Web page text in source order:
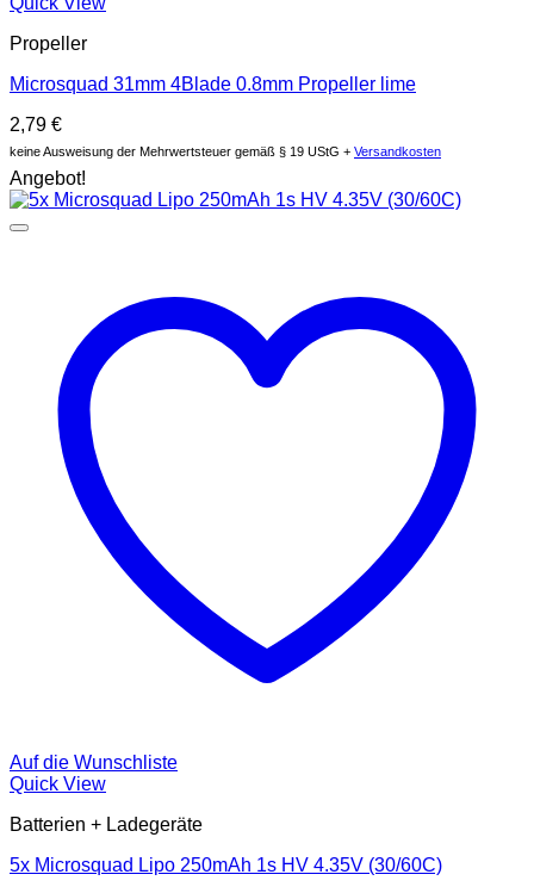
Propeller
Microsquad 31mm 4Blade 0.8mm Propeller lime
2,79 €
keine Ausweisung der Mehrwertsteuer gemäß § 19 UStG + Versandkosten
Angebot!
Auf die Wunschliste
Quick View
Batterien + Ladegeräte
5x Microsquad Lipo 250mAh 1s HV 4.35V (30/60C)